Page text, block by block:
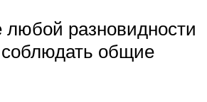
любой разновидности
общие